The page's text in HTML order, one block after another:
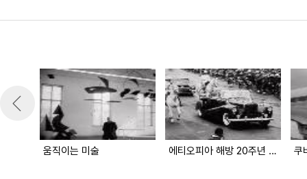
움직이는 미술 에티오피아 해방 20주년 기념 쿠